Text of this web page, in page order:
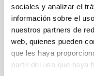
sociales y analizar el
información sobre el
nuestros partners de
web, quienes pueden
que les haya
partir del uso que haya
Conferencia
familiar. Superar
Conferencia “El
Familiar. Derechos y
Conferencia "El
desde un enfoque